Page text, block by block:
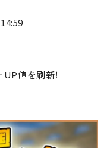
値を刷新！